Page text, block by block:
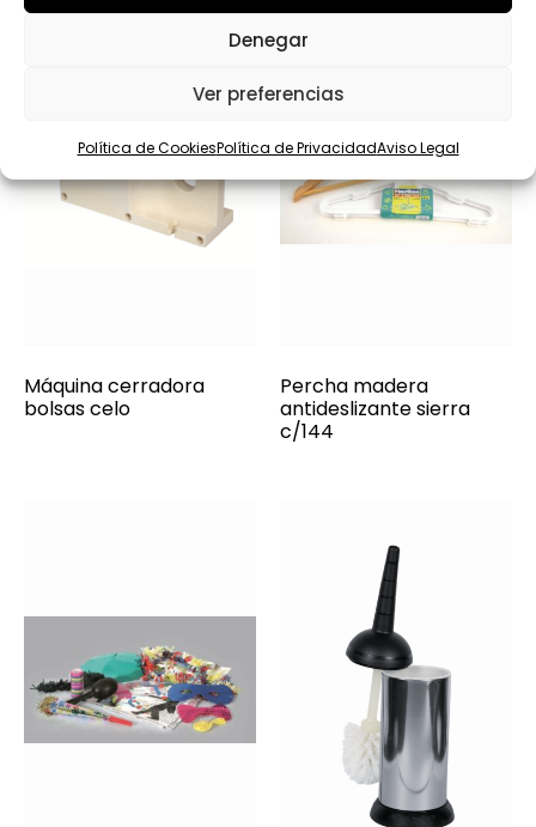
Denegar
Ver preferencias
Política de CookiesPolítica de PrivacidadAviso Legal
Máquina cerradora
bolsas celo
Percha madera
antideslizante sierra
c/144